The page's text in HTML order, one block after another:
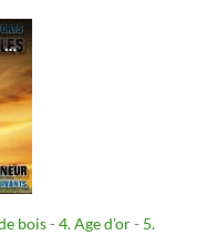
bois- 4. Age d’or- 5.